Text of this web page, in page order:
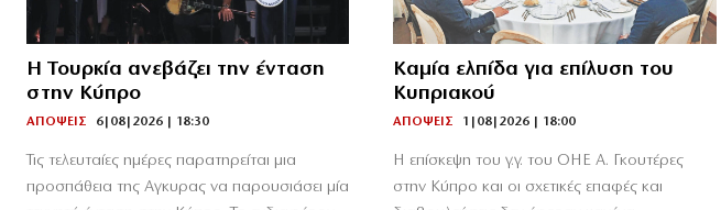
Η Τουρκία ανεβάζει την ένταση
στην Κύπρο
ΑΠΟΨΕΙΣ 6|08|2026 | 18:30
Τις τελευταίες ημέρες παρατηρείται μια
προσπάθεια της Αγκυρας να παρουσιάσει μία
Καμία ελπίδα για επίλυση του
Κυπριακού
ΑΠΟΨΕΙΣ 1|08|2026 | 18:00
Η επίσκεψη του γ.γ. του ΟΗΕ Α. Γκουτέρες
στην Κύπρο και οι σχετικές επαφές και